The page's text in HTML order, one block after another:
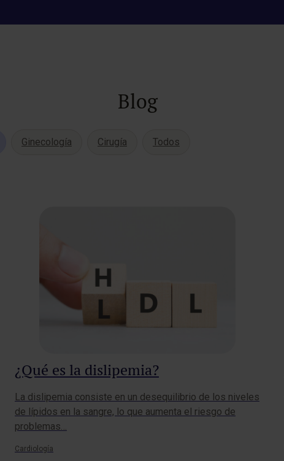
Blog
Ginecología Cirugía Todos
¿Qué es la dislipemia?
La dislipemia consiste en un desequilibrio de los niveles
de lípidos en la sangre, lo que aumenta el riesgo de
problemas…
Cardiología